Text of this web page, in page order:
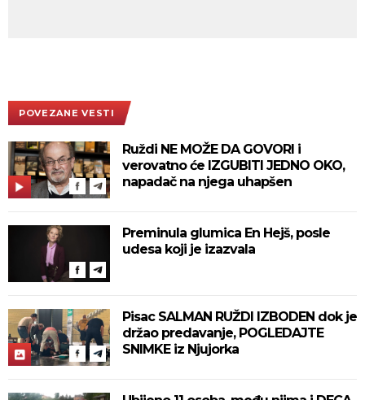
POVEZANE VESTI
Ruždi NE MOŽE DA GOVORI i
verovatno će IZGUBITI JEDNO OKO,
napadač na njega uhapšen
Preminula glumica En Hejš, posle
udesa koji je izazvala
Pisac SALMAN RUŽDI IZBODEN dok je
držao predavanje, POGLEDAJTE
SNIMKE iz Njujorka